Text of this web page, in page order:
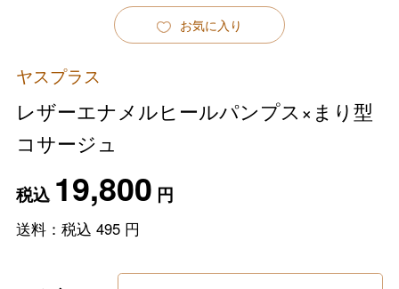
お気に入り
ヤスプラス
レザーエナメルヒールパンプス×まり型
コサージュ
税込 19,800 円
送料：税込 495円